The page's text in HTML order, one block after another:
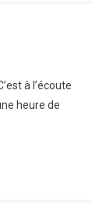
à l’écoute
heure de